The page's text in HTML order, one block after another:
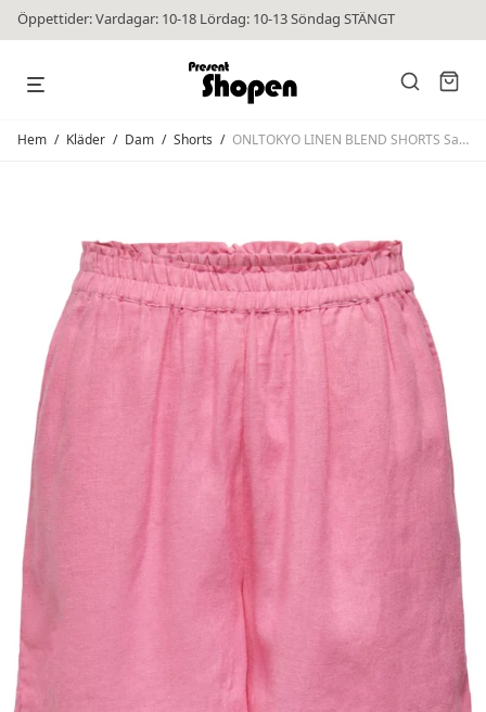
Öppettider: Vardagar: 10-18 Lördag: 10-13 Söndag STÄNGT
Hem / Kläder / Dam / Shorts / ONLTOKYO LINEN BLEND SHORTS Sachet Pink